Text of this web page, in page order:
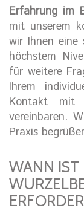
Erfahrung im
mit unserem
wir Ihnen eine
höchstem
für weitere
Ihrem
Kontakt
vereinbaren.
Praxis
WANN IST